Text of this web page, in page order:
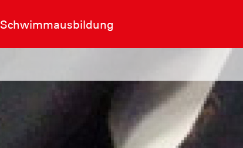
Schwimmausbildung